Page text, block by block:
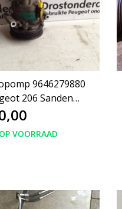
9646279880
206 Sanden
(1438)
OP VOORRAAD